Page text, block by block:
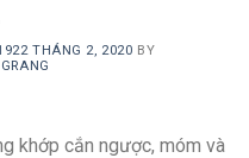
22 THÁNG 2, 2020 BY
khớp cắn ngược, móm và